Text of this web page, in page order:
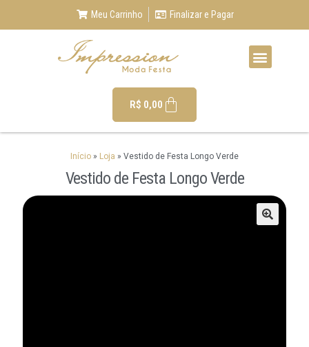
Meu Carrinho Finalizar e Pagar
R$ 0,00
Início » Loja » Vestido de Festa Longo Verde
Vestido de Festa Longo Verde